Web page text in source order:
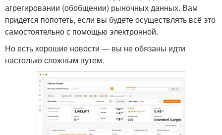
агрегировании (обобщении) рыночных данных. Вам
придется попотеть, если вы будете осуществлять всё это
самостоятельно с помощью электронной.
Но есть хорошие новости — вы не обязаны идти
настолько сложным путем.